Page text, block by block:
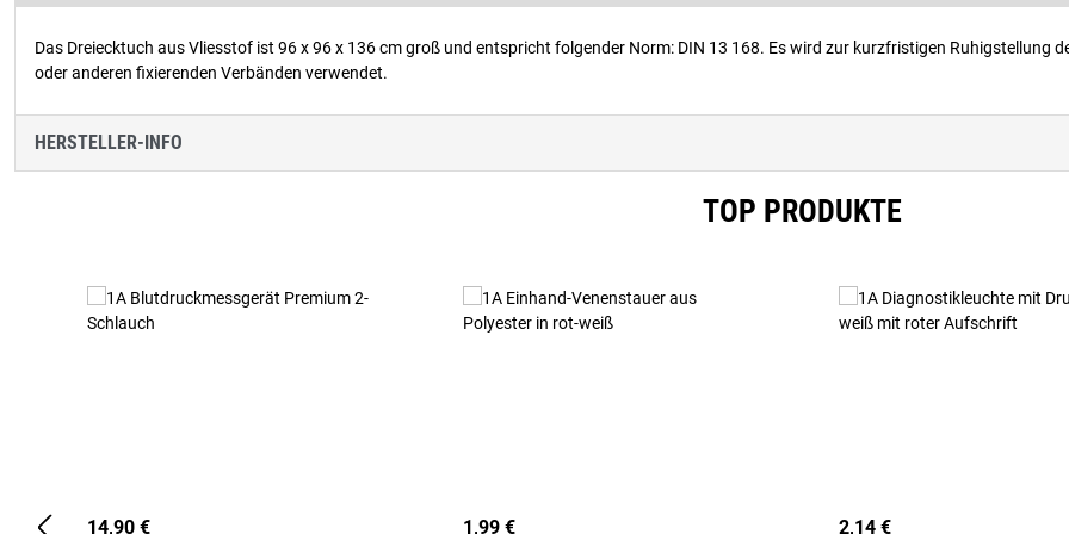
Das Dreiecktuch aus Vliesstof ist 96 x 96 x 136 cm groß und entspricht folgender Norm: DIN 13 168. Es wird zur kurzfristigen Ruhigstellung
oder anderen fixierenden Verbänden verwendet.
HERSTELLER-INFO
TOP PRODUKTE
14,90 € 1,99 € 2,14 €